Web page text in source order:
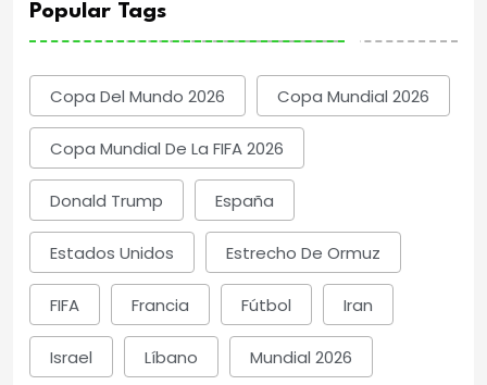
Popular Tags
Copa Del Mundo 2026 Copa Mundial 2026
Copa Mundial De La FIFA 2026
Donald Trump España
Estados Unidos Estrecho De Ormuz
FIFA Francia Fútbol Iran
Israel Líbano Mundial 2026